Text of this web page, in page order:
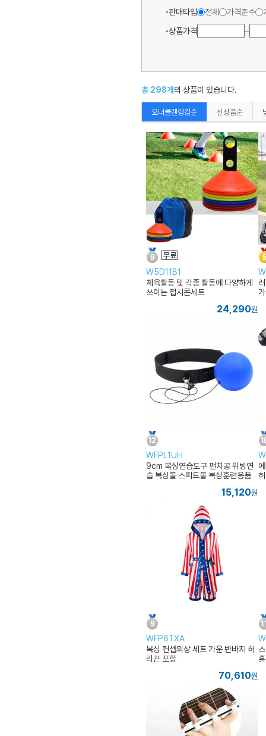
판매타입
전체 가격준수
상품가격
~
총 298개의 상품이 있습니다.
오너클랜랭킹순 신상품순
W5D11B1
체육활동 및 각종 활동에 다양하게
쓰이는 접시콘세트
24,290원
WFPL1UH
9cm 복싱연습도구 펀치공 위빙연
습 복싱볼 스피드볼 복싱훈련용품
15,120원
WFP6TXA
복싱 컨셉의상 세트 가운 반바지 허
리끈 포함
70,610원